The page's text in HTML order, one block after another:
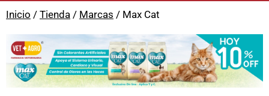
Inicio / Tienda / Marcas / Max Cat